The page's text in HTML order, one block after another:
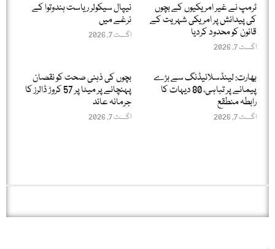
ٹرمپ نے غیر امریکیوں کے بچوں
کی پیدائش پر امریکی شہریت کے
قانون کو محدود کردیا
اگست 7, 2026
نیپال سیکولر ریاست ہندوتوا کے
نرغے میں
اگست 7, 2026
بھارت: لینڈسلائیڈنگ سے بڑے
پیمانے پر تباہی، 80 دیہات کا
رابطہ منطقع
اگست 7, 2026
بچوں کی ذہنی صحت کو نقصان
پہنچانے پر میٹا پر 57 کروڑ ڈالرز کا
جرمانہ عائد
اگست 7, 2026